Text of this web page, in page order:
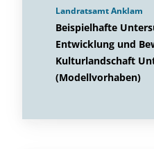
Landratsamt Anklam
Beispielhafte
Entwicklung und
Kulturlandschaft
(Modellvorhaben)